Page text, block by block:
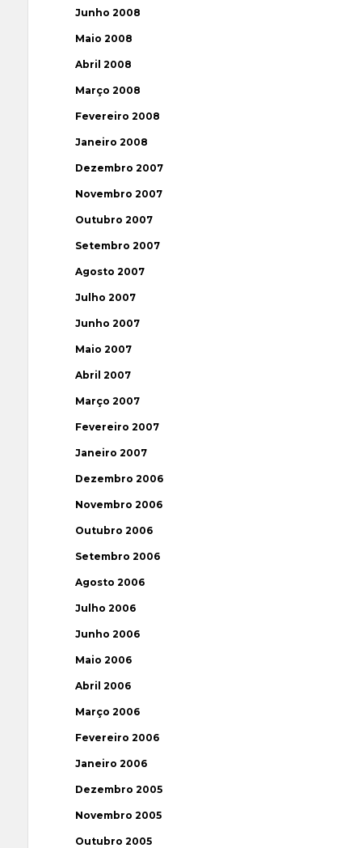
Junho 2008
Maio 2008
Abril 2008
Março 2008
Fevereiro 2008
Janeiro 2008
Dezembro 2007
Novembro 2007
Outubro 2007
Setembro 2007
Agosto 2007
Julho 2007
Junho 2007
Maio 2007
Abril 2007
Março 2007
Fevereiro 2007
Janeiro 2007
Dezembro 2006
Novembro 2006
Outubro 2006
Setembro 2006
Agosto 2006
Julho 2006
Junho 2006
Maio 2006
Abril 2006
Março 2006
Fevereiro 2006
Janeiro 2006
Dezembro 2005
Novembro 2005
Outubro 2005